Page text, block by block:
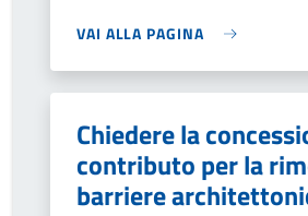
VAI ALLA PAGINA
Chiedere la
contributo per la
barriere